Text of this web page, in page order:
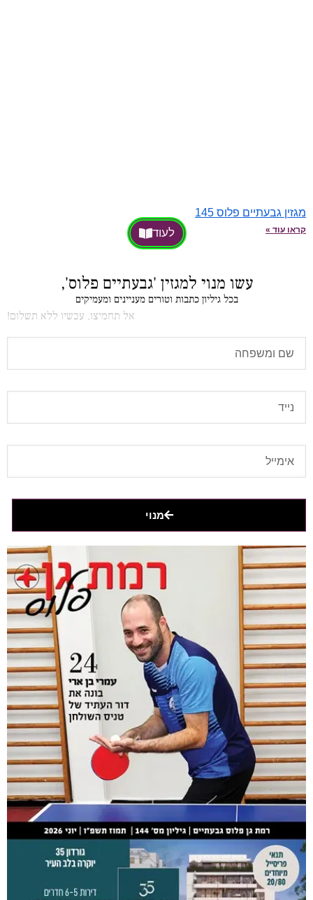
מגזין גבעתיים פלוס 145
קראו עוד » לעוד
עשו מנוי למגזין 'גבעתיים פלוס',
בכל גיליון כתבות וטורים מעניינים ומעמיקים
אל תחמיצו, עכשיו ללא תשלום!
מנוי